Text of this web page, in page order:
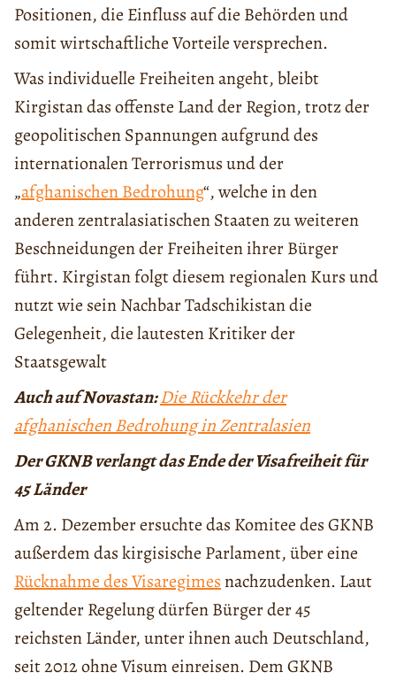
Positionen, die Einfluss auf die Behörden und
somit wirtschaftliche Vorteile versprechen.
Was individuelle Freiheiten angeht, bleibt
Kirgistan das offenste Land der Region, trotz der
geopolitischen Spannungen aufgrund des
internationalen Terrorismus und der
„afghanischen Bedrohung“, welche in den
anderen zentralasiatischen Staaten zu weiteren
Beschneidungen der Freiheiten ihrer Bürger
führt. Kirgistan folgt diesem regionalen Kurs und
nutzt wie sein Nachbar Tadschikistan die
Gelegenheit, die lautesten Kritiker der
Staatsgewalt
Auch auf Novastan:Die Rückkehr der
afghanischen Bedrohung in Zentralasien
Der GKNB verlangt das Ende der Visafreiheit für
45 Länder
Am 2. Dezember ersuchte das Komitee des GKNB
außerdem das kirgisische Parlament, über eine
Rücknahme des Visaregimesnachzudenken. Laut
geltender Regelung dürfen Bürger der 45
reichsten Länder, unter ihnen auch Deutschland,
seit 2012 ohne Visum einreisen. Dem GKNB